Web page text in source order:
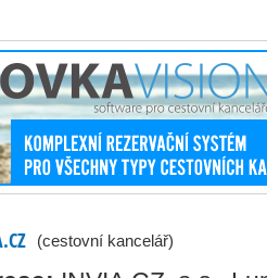
(cestovní kancelář)